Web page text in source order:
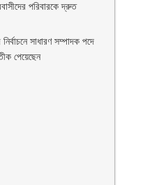
পরিবারকে দ্রুত
নির্বাচনে সাধারণ সম্পাদক পদে
পেয়েছেন